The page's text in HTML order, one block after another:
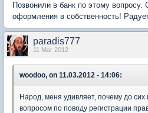
Позвонили в банк по этому вопросу.
оформления в собственность!
paradis777
11 Mar 2012
woodoo, on 11.03.2012 - 14:06:
Народ, меня удивляет, почему до сих
вопросом по поводу регистрации